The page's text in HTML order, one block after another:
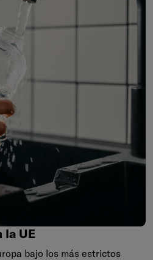
la UE
UEbajo los más estrictos